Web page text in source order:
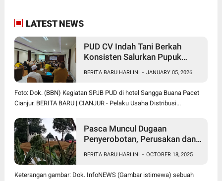
LATEST NEWS
PUD CV Indah Tani Berkah
Konsisten Salurkan Pupuk
BERITA BARU HARI INI - JANUARY 05, 2026
Foto: Dok. (BBN) Kegiatan SPJB PUD di hotel Sangga Buana Pacet
Cianjur. BERITA BARU | CIANJUR - Pelaku Usaha Distribusi...
Pasca Muncul Dugaan
Penyerobotan, Perusakan dan
Pancawati Bogor, Kasusnya
Jadi Sorotan Publik
BERITA BARU HARI INI - OCTOBER 18, 2025
Keterangan gambar: Dok. InfoNEWS (Gambar istimewa) sebuah